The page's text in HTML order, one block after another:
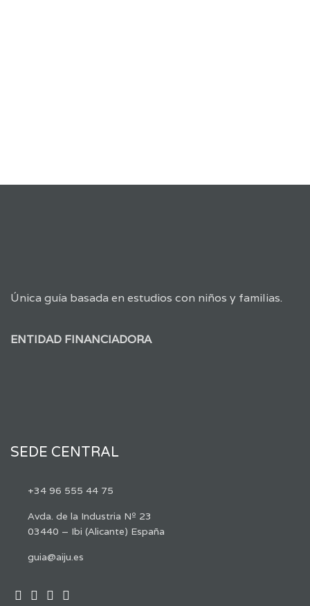
Única guía basada en estudios con niños y familias.
ENTIDAD FINANCIADORA
SEDE CENTRAL
+34 96 555 44 75
Avda. de la Industria Nº 23
03440 – Ibi (Alicante) España
guia@aiju.es